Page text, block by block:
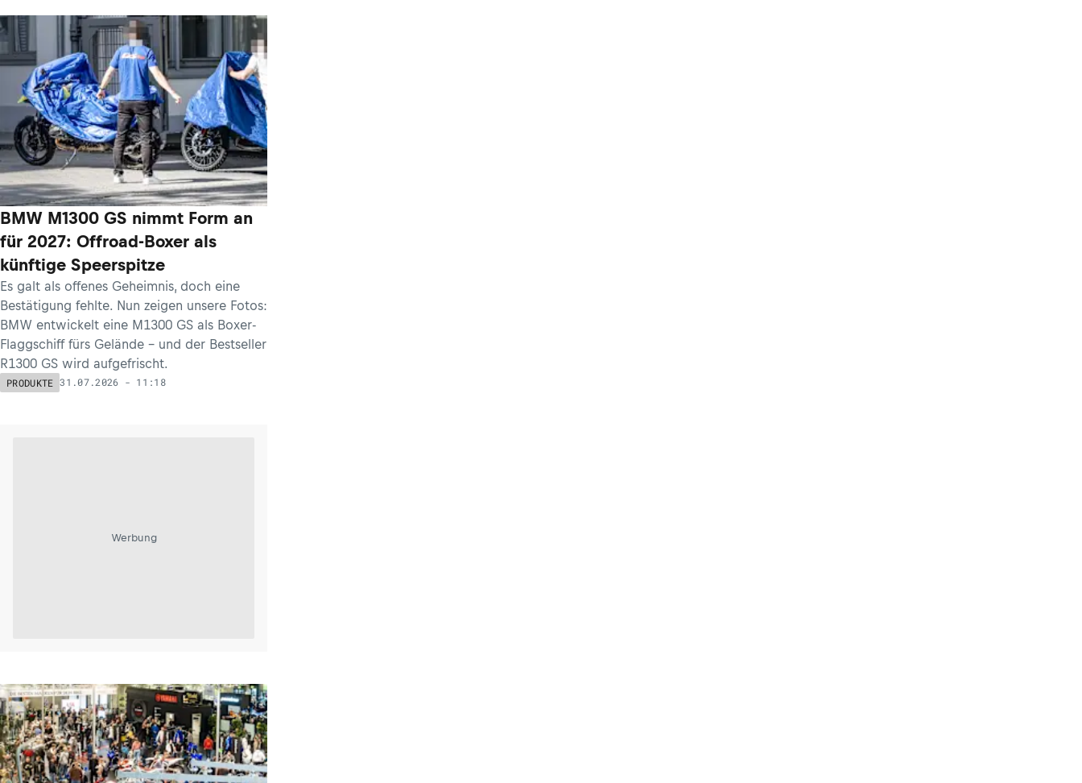
BMW M1300 GS nimmt Form an
für 2027: Offroad-Boxer als
künftige Speerspitze
Es galt als offenes Geheimnis, doch eine
Bestätigung fehlte. Nun zeigen unsere Fotos:
BMW entwickelt eine M1300 GS als Boxer-
Flaggschiff fürs Gelände – und der Bestseller
R1300 GS wird aufgefrischt.
PRODUKTE 31.07.2026 - 11:18
Werbung